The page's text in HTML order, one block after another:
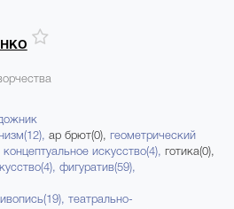
ар брют(0), геометрический
концептуальное искусство(4), готика(0),
фигуратив(59),
театрально-